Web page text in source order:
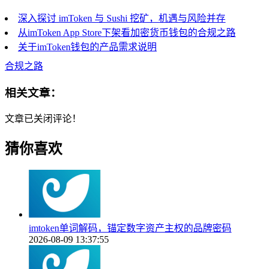
深入探讨 imToken 与 Sushi 挖矿，机遇与风险并存
从imToken App Store下架看加密货币钱包的合规之路
关于imToken钱包的产品需求说明
合规之路
相关文章：
文章已关闭评论！
猜你喜欢
imtoken单词解码，锚定数字资产主权的品牌密码
2026-08-09 13:37:55